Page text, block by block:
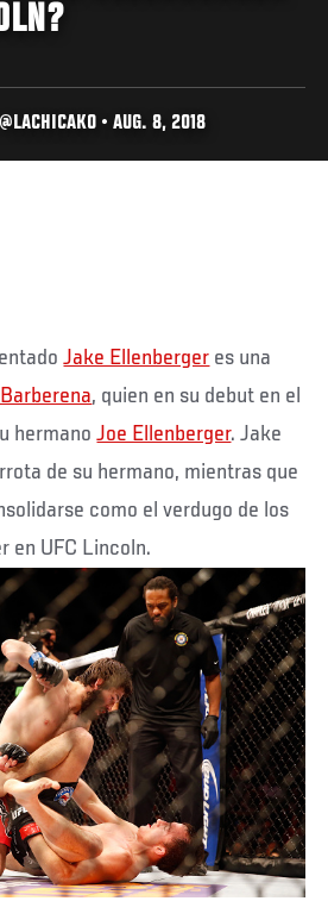
• AUG. 8, 2018
Jake Ellenberger es una
, quien en su debut en el
hermanoJoe Ellenberger. Jake
de su hermano, mientras que
como el verdugo de los
en UFC Lincoln.